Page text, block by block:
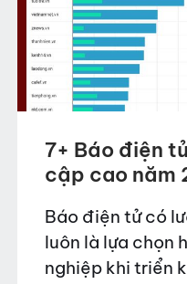
7+ Báo điện
cập cao năm
Báo điện tử có
luôn là lựa chọn
nghiệp khi triển